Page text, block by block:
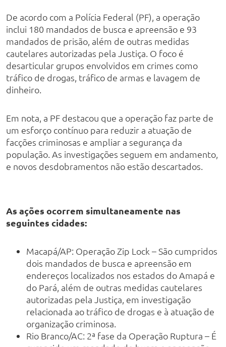
De acordo com a Polícia Federal (PF), a operação
inclui 180 mandados de busca e apreensão e 93
mandados de prisão, além de outras medidas
cautelares autorizadas pela Justiça. O foco é
desarticular grupos envolvidos em crimes como
tráfico de drogas, tráfico de armas e lavagem de
dinheiro.
Em nota, a PF destacou que a operação faz parte de
um esforço contínuo para reduzir a atuação de
facções criminosas e ampliar a segurança da
população. As investigações seguem em andamento,
e novos desdobramentos não estão descartados.
As ações ocorrem simultaneamente nas
seguintes cidades:
Macapá/AP: Operação Zip Lock – São cumpridos
dois mandados de busca e apreensão em
endereços localizados nos estados do Amapá e
do Pará, além de outras medidas cautelares
autorizadas pela Justiça, em investigação
relacionada ao tráfico de drogas e à atuação de
organização criminosa.
Rio Branco/AC: 2ª fase da Operação Ruptura – É